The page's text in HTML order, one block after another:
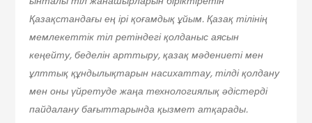
Қазақстандағы ең ірі қоғамдық ұйым. Қазақ тілінің
мемлекеттік тіл ретіндегі қолданыс аясын
кеңейту, беделін арттыру, қазақ мәдениеті мен
ұлттық құндылықтарын насихаттау, тілді қолдану
мен оны үйретуде жаңа технологиялық әдістерді
пайдалану бағыттарында қызмет атқарады.